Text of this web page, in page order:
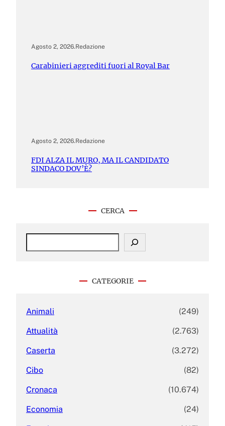
Agosto 2, 2026.Redazione
Carabinieri aggrediti fuori al Royal Bar
Agosto 2, 2026.Redazione
FDI ALZA IL MURO, MA IL CANDIDATO
SINDACO DOV’È?
CERCA
S
CATEGORIE
Animali (249)
Attualità (2.763)
Caserta (3.272)
Cibo (82)
Cronaca (10.674)
Economia (24)